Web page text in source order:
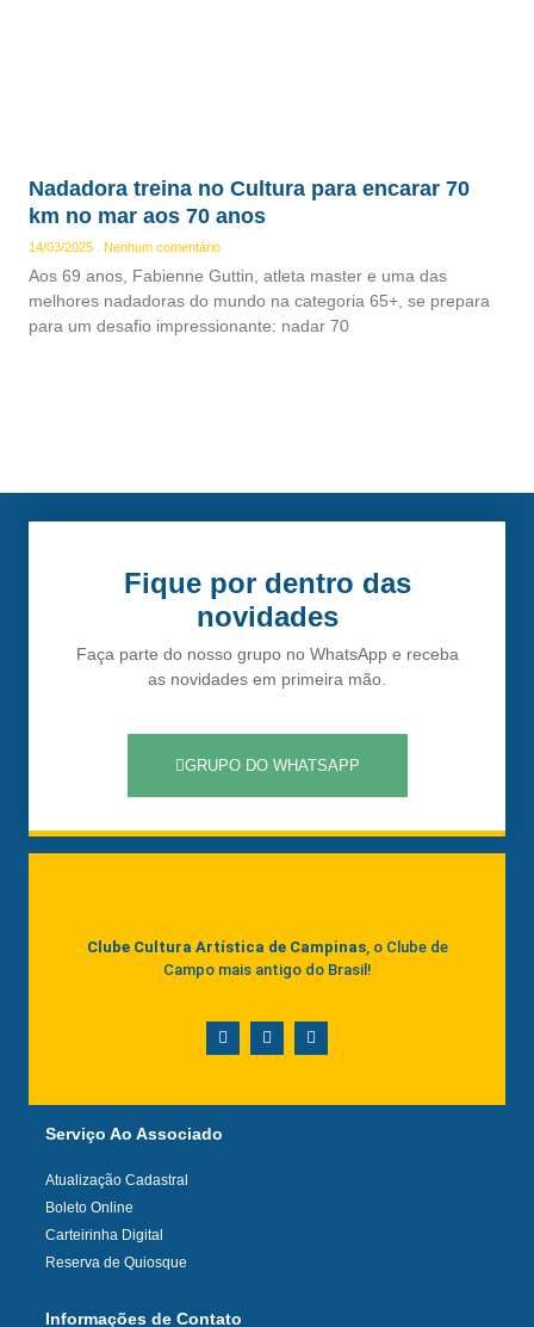
Nadadora treina no Cultura para encarar 70
km no mar aos 70 anos
14/03/2025 Nenhum comentário
Aos 69 anos, Fabienne Guttin, atleta master e uma das
melhores nadadoras do mundo na categoria 65+, se prepara
para um desafio impressionante: nadar 70
Fique por dentro das
novidades
Faça parte do nosso grupo no WhatsApp e receba
as novidades em primeira mão.
GRUPO DO WHATSAPP
Clube Cultura Artística de Campinas, o Clube de
Campo mais antigo do Brasil!
Serviço Ao Associado
Atualização Cadastral
Boleto Online
Carteirinha Digital
Reserva de Quiosque
Informações de Contato